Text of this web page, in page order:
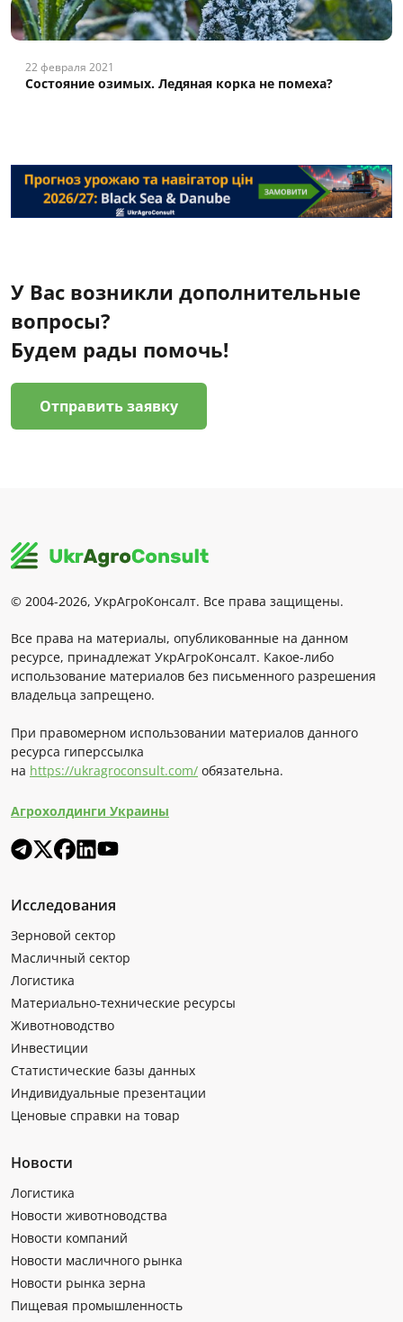
22 февраля 2021
Состояние озимых. Ледяная корка не помеха?
У Вас возникли дополнительные
вопросы?
Будем рады помочь!
Отправить заявку
© 2004-2026, УкрАгроКонсалт. Все права защищены.
Все права на материалы, опубликованные на данном
ресурсе, принадлежат УкрАгроКонсалт. Какое-либо
использование материалов без письменного разрешения
владельца запрещено.
При правомерном использовании материалов данного
ресурса гиперссылка
на https://ukragroconsult.com/ обязательна.
Агрохолдинги Украины
Исследования
Зерновой сектор
Масличный сектор
Логистика
Материально-технические ресурсы
Животноводство
Инвестиции
Статистические базы данных
Индивидуальные презентации
Ценовые справки на товар
Новости
Логистика
Новости животноводства
Новости компаний
Новости масличного рынка
Новости рынка зерна
Пищевая промышленность